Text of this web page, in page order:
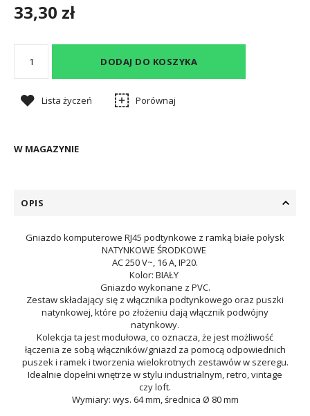
33,30 zł
DODAJ DO KOSZYKA
Lista życzeń Porównaj
W MAGAZYNIE
OPIS
Gniazdo komputerowe RJ45 podtynkowe z ramką białe połysk
NATYNKOWE ŚRODKOWE
AC 250 V~, 16 A, IP20.
Kolor: BIAŁY
Gniazdo wykonane z PVC.
Zestaw składający się z włącznika podtynkowego oraz puszki
natynkowej, które po złożeniu dają włącznik podwójny
natynkowy.
Kolekcja ta jest modułowa, co oznacza, że jest możliwość
łączenia ze sobą włączników/gniazd za pomocą odpowiednich
puszek i ramek i tworzenia wielokrotnych zestawów w szeregu.
Idealnie dopełni wnętrze w stylu industrialnym, retro, vintage
czy loft.
Wymiary: wys. 64 mm, średnica Ø 80 mm